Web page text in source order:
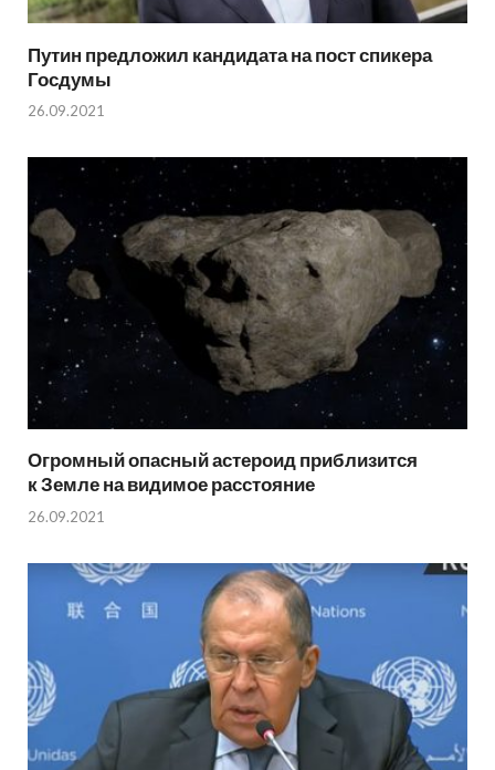
Путин предложил кандидата на пост спикера
Госдумы
26.09.2021
Огромный опасный астероид приблизится
к Земле на видимое расстояние
26.09.2021